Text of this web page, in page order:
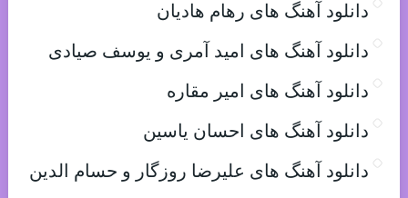
دانلود آهنگ های رهام هادیان
دانلود آهنگ های امید آمری و یوسف صیادی
دانلود آهنگ های امیر مقاره
دانلود آهنگ های احسان یاسین
دانلود آهنگ های علیرضا روزگار و حسام الدین